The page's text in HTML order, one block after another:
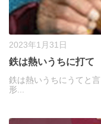
2023年1月31日
鉄は熱いうちに打て
鉄は熱いうちにうてと
形...